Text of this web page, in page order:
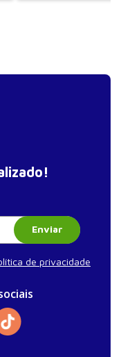
Enviar
de privacidade